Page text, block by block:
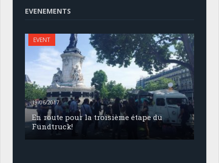
EVENEMENTS
EVENT
19/06/2017
En route pour la troisième étape du
Fundtruck!